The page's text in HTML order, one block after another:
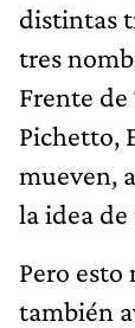
distintas
tres
Frente
Pichetto,
mueven,
la idea
Pero esto
también